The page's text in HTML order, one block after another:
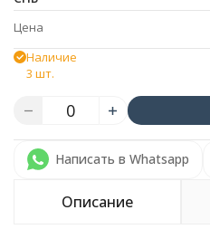
Цена
Наличие
3 шт.
Написать в Whatsapp
Описание